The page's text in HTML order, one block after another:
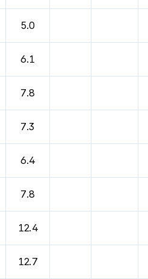
5.0
6.1
7.8
7.3
6.4
7.8
12.4
12.7